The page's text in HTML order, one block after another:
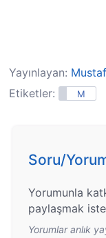
Yayınlayan:
Etiketler:
M
Soru/
Yorumunla
paylaşmak
Yorumlar anlık